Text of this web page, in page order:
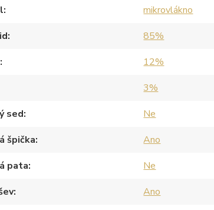
mikrovlákno
85%
12%
3%
sed
Ne
špička
Ano
pata
Ne
Ano